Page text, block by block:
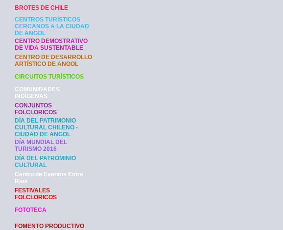
BROTES DE CHILE
CENTROS TURÍSTICOS
CERCANOS A LA CIUDAD
DE ANGOL
CENTRO DEMOSTRATIVO
DE VIDA SUSTENTABLE
CENTRO DE DESARROLLO
ARTÍSTICO DE ANGOL
CIRCUITOS TURÍSTICOS
COMUNIDADES
INDÍGENAS
CONJUNTOS
FOLCLORICOS
DÍA DEL PATRIMONIO
CULTURAL CHILENO -
CIUDAD DE ANGOL
DÍA MUNDIAL DEL
TURISMO 2016
DÍA DEL PATROMINIO
CULTURAL
Centro de Eventos Entre
Rios
FESTIVALES
FOLCLORICOS
FOTOTECA
FOMENTO PRODUCTIVO